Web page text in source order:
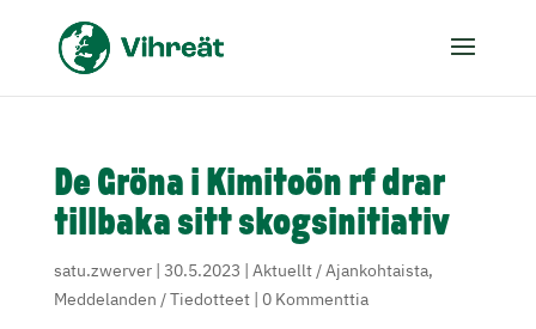
De Gröna i Kimitoön rf drar
tillbaka sitt skogsinitiativ
satu.zwerver| 30.5.2023 | Aktuellt / Ajankohtaista,
Meddelanden / Tiedotteet| 0 Kommenttia